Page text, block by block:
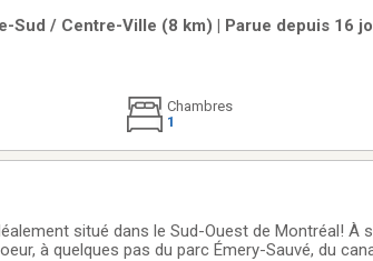
du mur de fondation arrière. Les 2
Sud / Centre-Ville (8 km) | Parue depuis 16
Chambres
1
situé dans le Sud-Ouest de Montréal! À
à quelques pas du parc Émery-Sauvé, du